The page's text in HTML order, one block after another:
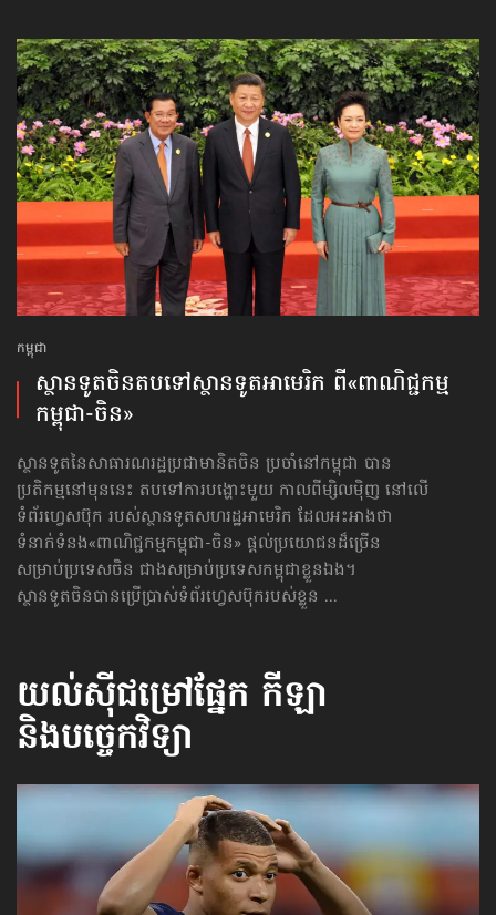
កម្ពុជា
ស្ថានទូត​ចិន​តប​ទៅ​ស្ថានទូត​អាមេរិក ពី«ពាណិជ្ជកម្ម​
កម្ពុជា-ចិន»
ស្ថានទូតនៃសាធារណរដ្ឋប្រជាមានិតចិន ប្រចាំនៅកម្ពុជា បាន
ប្រតិកម្មនៅមុននេះ តបទៅការបង្ហោះមួយ កាលពីម្សិលម៉ិញ នៅលើ
ទំព័រហ្វេសប៊ុក របស់ស្ថានទូតសហរដ្ឋ​អាមេរិក ដែលអះអាងថា
ទំនាក់ទំនង«ពាណិជ្ជកម្ម​កម្ពុជា-ចិន» ផ្ដល់ប្រយោជនដ៏ច្រើន
សម្រាប់ប្រទេសចិន ជាងសម្រាប់ប្រទេស​កម្ពុជា​ខ្លួនឯង។
ស្ថានទូតចិនបានប្រើប្រាស់ទំព័រហ្វេសប៊ុករបស់ខ្លួន ...
យល់ស៊ីជម្រៅផ្នែក កីឡា
និងបច្ចេកវិទ្យា